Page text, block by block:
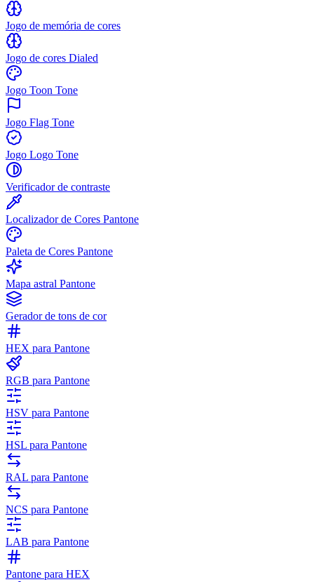
Jogo de memória de cores
Jogo de cores Dialed
Jogo Toon Tone
Jogo Flag Tone
Jogo Logo Tone
Verificador de contraste
Localizador de Cores Pantone
Paleta de Cores Pantone
Mapa astral Pantone
Gerador de tons de cor
HEX para Pantone
RGB para Pantone
HSV para Pantone
HSL para Pantone
RAL para Pantone
NCS para Pantone
LAB para Pantone
Pantone para HEX